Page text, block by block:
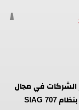
الشركات في مجال